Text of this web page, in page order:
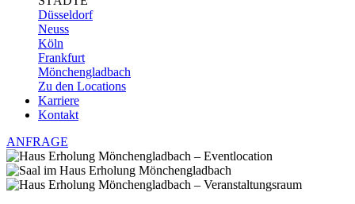
Düsseldorf
Neuss
Köln
Frankfurt
Mönchengladbach
Zu den Locations
Karriere
Kontakt
ANFRAGE